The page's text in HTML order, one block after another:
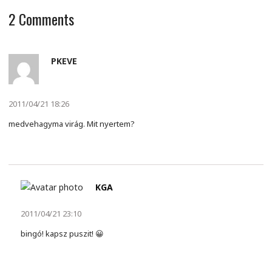
2Comments
PKEVE
2011/04/21 18:26
medvehagyma virág. Mit nyertem?
KGA
2011/04/21 23:10
bingó! kapsz puszit! 😀